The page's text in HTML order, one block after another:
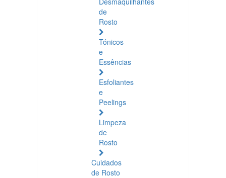
de
Rosto
Tónicos
e
Essências
Esfoliantes
e
Peelings
Limpeza
de
Rosto
Cuidados
de Rosto